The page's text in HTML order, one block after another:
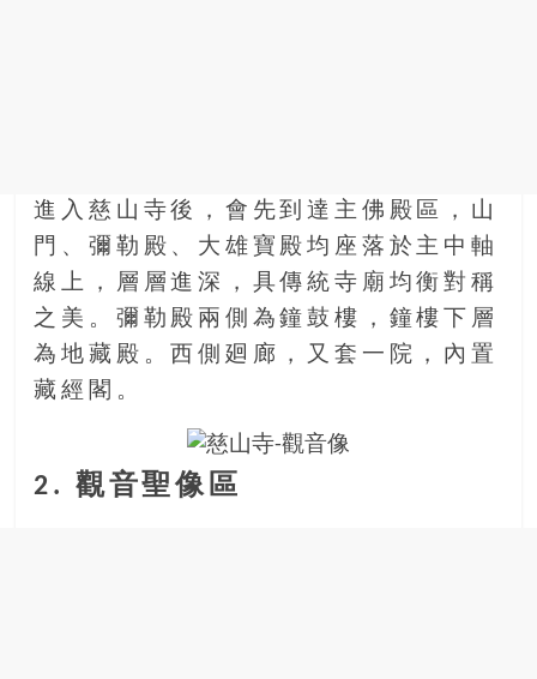
進入慈山寺後，會先到達主佛殿區，山
門、彌勒殿、大雄寶殿均座落於主中軸
線上，層層進深，具傳統寺廟均衡對稱
之美。彌勒殿兩側為鐘鼓樓，鐘樓下層
為地藏殿。西側廻廊，又套一院，內置
藏經閣。
2. 觀音聖像區